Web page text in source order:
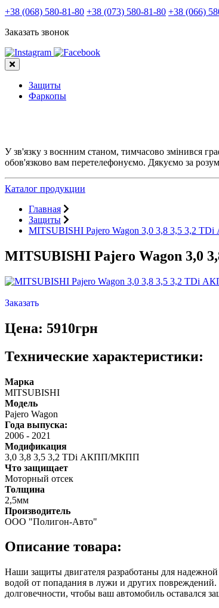
+38 (068) 580-81-80 +38 (073) 580-81-80 +38 (066)
Заказать звонок
Защиты
Фаркопы
У зв'язку з воєнним станом, тимчасово змінився
обов'язково вам перетелефонуємо. Дякуємо за
Каталог продукции
Главная
Защиты
MITSUBISHI Pajero Wagon 3,0 3,8 3,5 3,2
MITSUBISHI Pajero Wagon 3,0
Заказать
Цена: 5910грн
Технические характеристики:
Марка
MITSUBISHI
Модель
Pajero Wagon
Года выпуска:
2006 - 2021
Модификация
3,0 3,8 3,5 3,2 TDi АКПП/МКПП
Что защищает
Моторный отсек
Толщина
2,5мм
Производитель
ООО "Полигон-Авто"
Описание товара:
Наши защиты двигателя разработаны для
водой от попадания в лужи и других
долговечности, чтобы ваш автомобиль оставался